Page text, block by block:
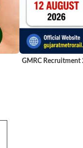
GMRC Recruitment